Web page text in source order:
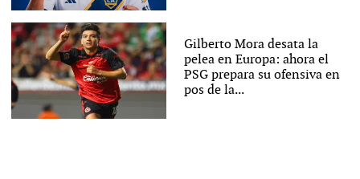
Gilberto Mora desata la
pelea en Europa: ahora el
PSG prepara su ofensiva en
pos de la...